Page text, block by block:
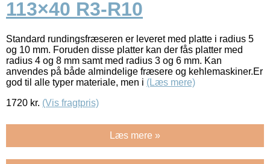
113×40 R3-R10
Standard rundingsfræseren er leveret med platte i radius 5
og 10 mm. Foruden disse platter kan der fås platter med
radius 4 og 8 mm samt med radius 3 og 6 mm. Kan
anvendes på både almindelige fræsere og kehlemaskiner.Er
god til alle typer materiale, men i (Læs mere)
1720 kr. (Vis fragtpris)
Læs mere »